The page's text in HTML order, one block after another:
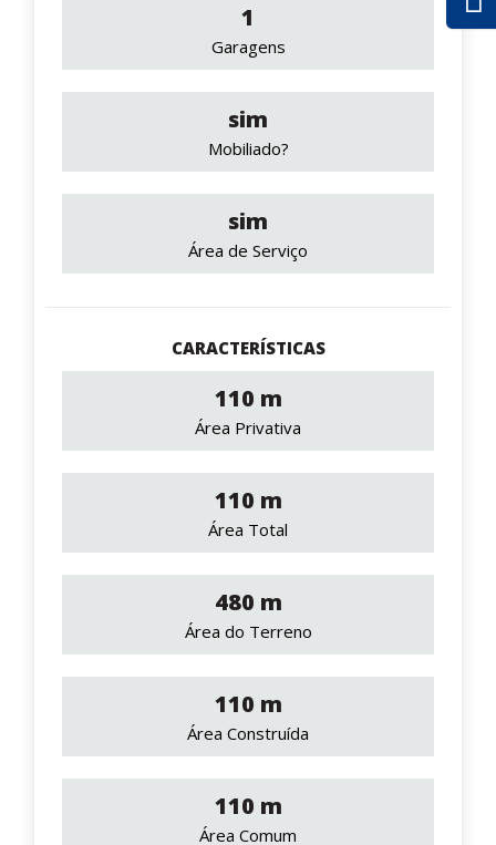
1
Garagens
sim
Mobiliado?
sim
Área de Serviço
CARACTERÍSTICAS
110 m
Área Privativa
110 m
Área Total
480 m
Área do Terreno
110 m
Área Construída
110 m
Área Comum